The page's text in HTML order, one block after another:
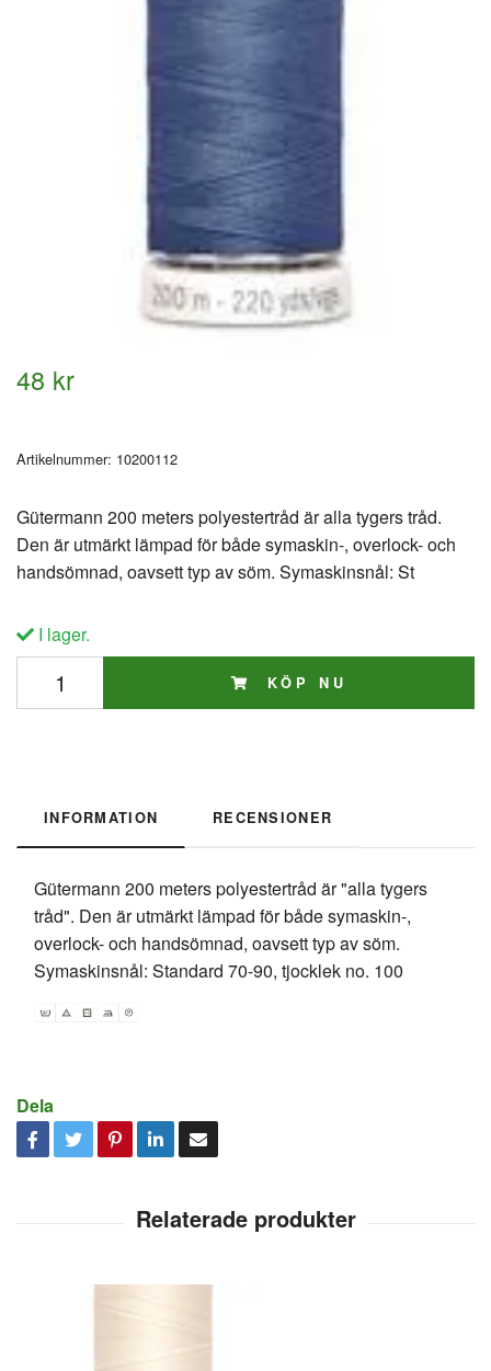
48 kr
Artikelnummer: 10200112
Gütermann 200 meters polyestertråd är alla tygers tråd.
Den är utmärkt lämpad för både symaskin-, overlock- och
handsömnad, oavsett typ av söm. Symaskinsnål: St
I lager.
KÖP NU
INFORMATION RECENSIONER
Gütermann 200 meters polyestertråd är "alla tygers
tråd". Den är utmärkt lämpad för både symaskin-,
overlock- och handsömnad, oavsett typ av söm.
Symaskinsnål: Standard 70-90, tjocklek no. 100
Dela